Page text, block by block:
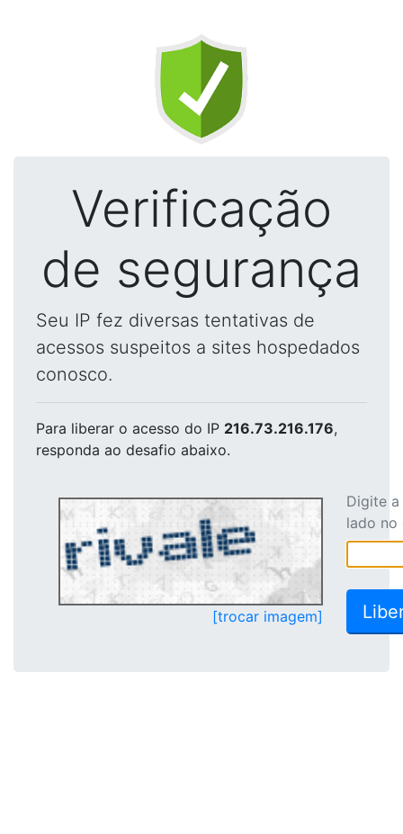
Verificação
de segurança
Seu IP fez diversas tentativas de
acessos suspeitos a sites hospedados
conosco.
Para liberar o acesso do IP 216.73.216.176,
responda ao desafio abaixo.
[trocar imagem]
Digite
lado no